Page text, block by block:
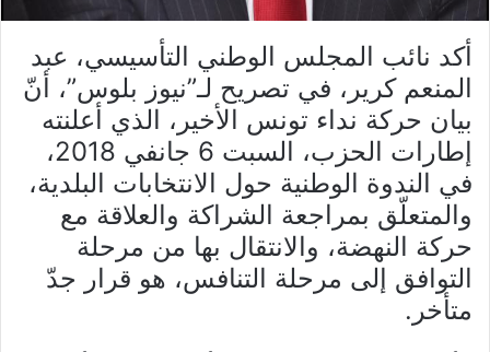
أكد نائب المجلس الوطني التأسيسي، عبد
المنعم كرير، في تصريح لـ”نيوز بلوس”، أنّ
بيان حركة نداء تونس الأخير، الذي أعلنته
إطارات الحزب، السبت 6 جانفي 2018،
في الندوة الوطنية حول الانتخابات البلدية،
والمتعلّق بمراجعة الشراكة والعلاقة مع
حركة النهضة، والانتقال بها من مرحلة
التوافق إلى مرحلة التنافس، هو قرار جدّ
متأخر.